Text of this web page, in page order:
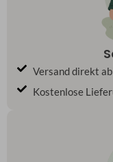
Versand direkt
Kostenlose